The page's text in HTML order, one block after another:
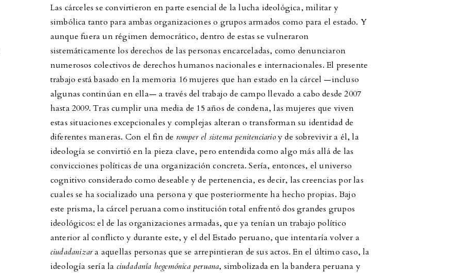
Las cárceles se convirtieron en parte esencial de la lucha ideológica, militar y
simbólica tanto para ambas organizaciones o grupos armados como para el estado. Y
aunque fuera un régimen democrático, dentro de estas se vulneraron
sistemáticamente los derechos de las personas encarceladas, como denunciaron
numerosos colectivos de derechos humanos nacionales e internacionales. El presente
trabajo está basado en la memoria 16 mujeres que han estado en la cárcel —incluso
algunas continúan en ella— a través del trabajo de campo llevado a cabo desde 2007
hasta 2009. Tras cumplir una media de 15 años de condena, las mujeres que viven
estas situaciones excepcionales y complejas alteran o transforman su identidad de
diferentes maneras. Con el fin de romper el sistema penitenciarioy de sobrevivir a él, la
ideología se convirtió en la pieza clave, pero entendida como algo más allá de las
convicciones políticas de una organización concreta. Sería, entonces, el universo
cognitivo considerado como deseable y de pertenencia, es decir, las creencias por las
cuales se ha socializado una persona y que posteriormente ha hecho propias. Bajo
este prisma, la cárcel peruana como institución total enfrentó dos grandes grupos
ideológicos: el de las organizaciones armadas, que ya tenían un trabajo político
anterior al conflicto y durante este, y el del Estado peruano, que intentaría volver a
ciudadanizara aquellas personas que se arrepintieran de sus actos. En el último caso, la
ideología sería la ciudadanía hegemónica peruana, simbolizada en la bandera peruana y